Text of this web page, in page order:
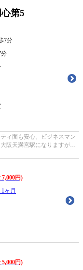
第5
7分
分
ィ面も安心。ビジネスマン
天満宮駅になりますが、
円)
ヶ月
円)